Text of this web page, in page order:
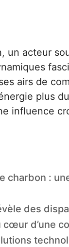
un acteur
airs de
plus
influence
charbon :
des
d’une